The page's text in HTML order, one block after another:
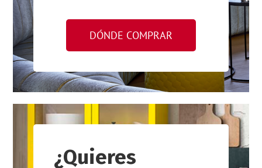
DÓNDE COMPRAR
¿Quieres